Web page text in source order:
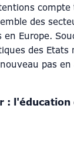
compte
des
Europe.
des Etats
pas
: l'éducation